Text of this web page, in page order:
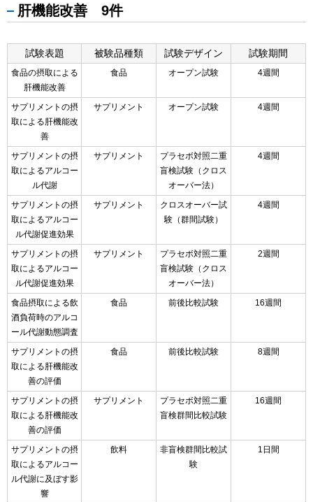
肝機能改善 9件
試験表題 被験品種類 試験デザイン 試験期間
食品の摂取による
肝機能改善
食品 オープン試験 4週間
サプリメントの摂
取による肝機能改
善
サプリメント オープン試験 4週間
サプリメントの摂
取によるアルコー
ル代謝
サプリメント
プラセボ対照二重
盲検試験（クロス
オーバー法）
4週間
サプリメントの摂
取によるアルコー
ル代謝促進効果
サプリメント
クロスオーバー試
験（群間試験）
4週間
サプリメントの摂
取によるアルコー
ル代謝促進効果
サプリメント
プラセボ対照二重
盲検試験（クロス
オーバー法）
2週間
食品摂取による飲
酒負荷時のアルコ
ール代謝動態調査
食品 前後比較試験 16週間
サプリメントの摂
取による肝機能改
善の評価
食品 前後比較試験 8週間
サプリメントの摂
取による肝機能改
善の評価
サプリメント
プラセボ対照二重
盲検群間比較試験
16週間
サプリメントの摂
取によるアルコー
ル代謝に及ぼす影
響
飲料
非盲検群間比較試
験
1日間